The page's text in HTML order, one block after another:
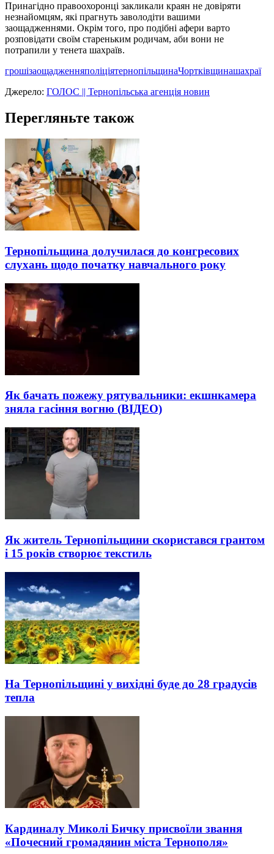
Принагідно правоохоронці закликали краян не довіряти
незнайомцям, які прагнуть заволодіти вашими
заощадженнями. Окрім того, про подібні афери варто
розповідати своїм стареньким родичам, аби вони не
потрапили у тенета шахраїв.
грошізаощадженняполіціятернопільщинаЧортківщинашахраї
Джерело: ГОЛОС || Тернопільська агенція новин
Перегляньте також
Тернопільщина долучилася до конгресових
слухань щодо початку навчального року
Як бачать пожежу рятувальники: екшнкамера
зняла гасіння вогню (ВІДЕО)
Як житель Тернопільщини скористався грантом
і 15 років створює текстиль
На Тернопільщині у вихідні буде до 28 градусів
тепла
Кардиналу Миколі Бичку присвоїли звання
«Почесний громадянин міста Тернополя»